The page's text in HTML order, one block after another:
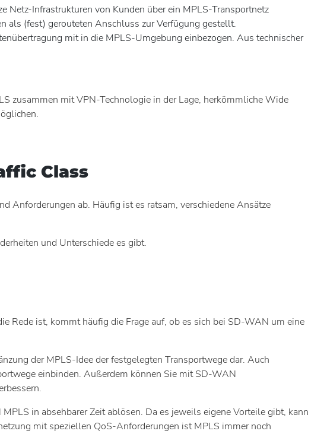
Netz-Infrastrukturen von Kunden über ein MPLS-Transportnetz
als (fest) gerouteten Anschluss zur Verfügung gestellt.
mit in die MPLS-Umgebung einbezogen. Aus technischer
zusammen mit VPN-Technologie in der Lage, herkömmliche Wide
Class
Anforderungen ab. Häufig ist es ratsam, verschiedene Ansätze
und Unterschiede es gibt.
Rede ist, kommt häufig die Frage auf, ob es sich bei SD-WAN um eine
der MPLS-Idee der festgelegten Transportwege dar. Auch
einbinden. Außerdem können Sie mit SD-WAN
in absehbarer Zeit ablösen. Da es jeweils eigene Vorteile gibt, kann
mit speziellen QoS-Anforderungen ist MPLS immer noch